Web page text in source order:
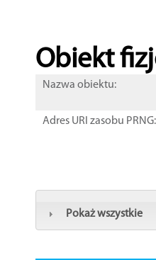
Obiekt
Nazwa obiektu:
Adres URI zasobu PRNG:
Pokaż wszystkie